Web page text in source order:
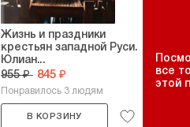
Жизнь и праздники
крестьян западной Руси.
Юлиан...
955 ₽ 845 ₽
Понравилось 3 людям
В КОРЗИНУ
все
этой